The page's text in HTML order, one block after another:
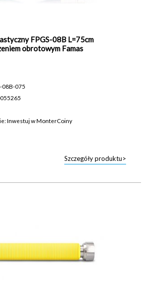
FPGS-08B L=75cm
obrotowym Famas
08B-075
Inwestuj w MonterCoiny
Szczegóły produktu>